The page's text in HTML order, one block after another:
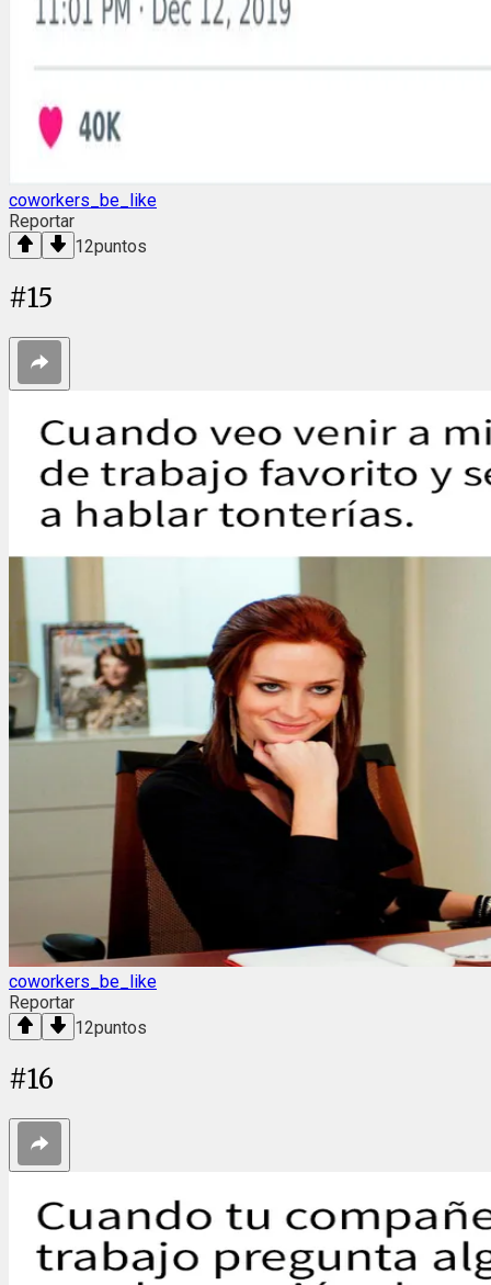
coworkers_be_like
Reportar
12puntos
#15
coworkers_be_like
Reportar
12puntos
#16